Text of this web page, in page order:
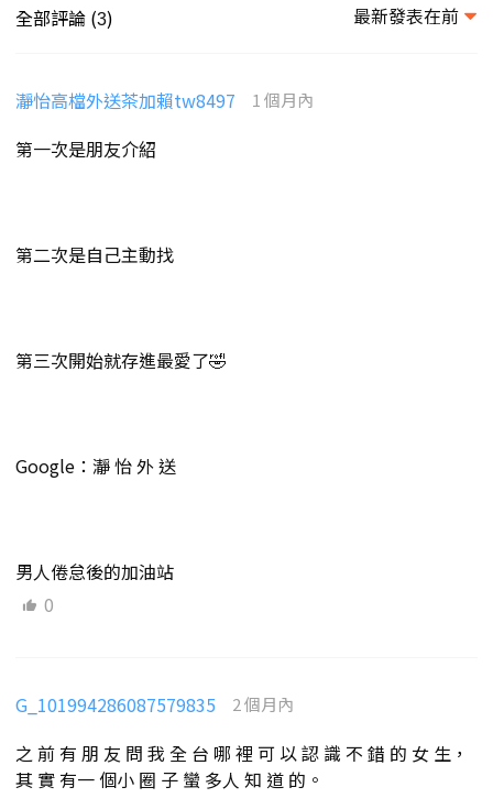
全部評論 (3) 最新發表在前
瀞怡高檔外送茶加賴tw8497 1 個月內
第一次是朋友介紹
第二次是自己主動找
第三次開始就存進最愛了🤣
Google：瀞 怡 外 送
男人倦怠後的加油站
0
G_101994286087579835 2 個月內
之 前 有 朋 友 問 我 全 台 哪 裡 可 以 認 識 不 錯 的 女 生，
其 實 有一 個小 圈 子 蠻 多人 知 道 的。